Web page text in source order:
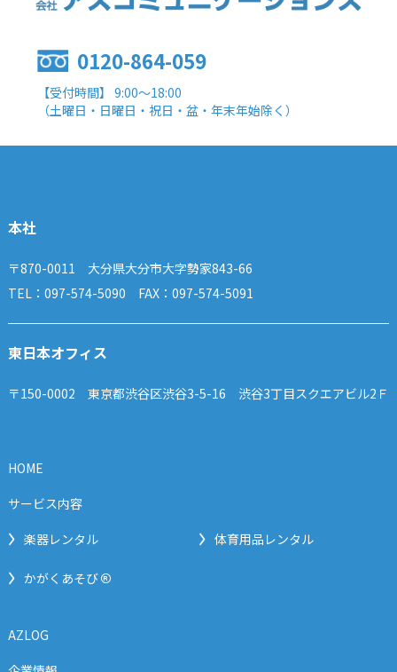
0120-864-059
【受付時間】 9:00～18:00
（土曜日・日曜日・祝日・盆・年末年始除く）
本社
〒870-0011 大分県大分市大字勢家843-66
TEL：097-574-5090 FAX：097-574-5091
東日本オフィス
〒150-0002 東京都渋谷区渋谷3-5-16 渋谷3丁目スクエアビル2Ｆ
HOME
サービス内容
楽器レンタル
体育用品レンタル
かがくあそび®
AZLOG